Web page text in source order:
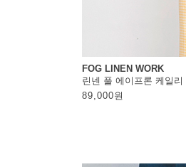
FOG LINEN WORK
린넨 풀 에이프론 케일리
89,000원